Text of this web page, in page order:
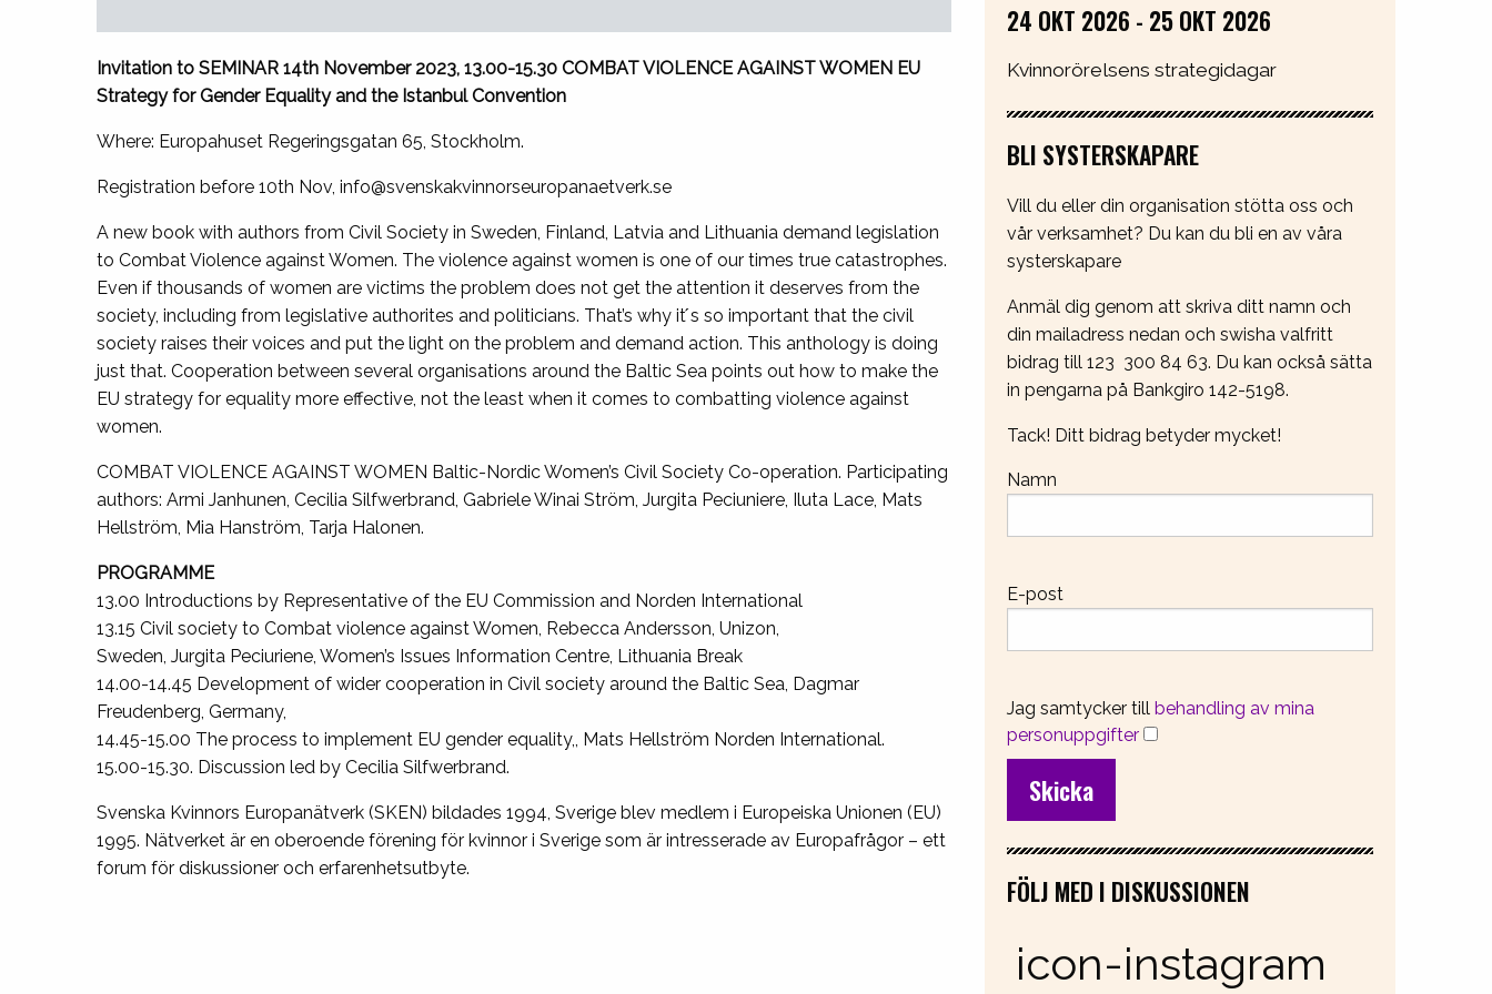
Invitation to SEMINAR 14th November 2023, 13.00-15.30 COMBAT VIOLENCE AGAINST WOMEN EU
Strategy for Gender Equality and the Istanbul Convention
Where: Europahuset Regeringsgatan 65, Stockholm.
Registration before 10th Nov, info@svenskakvinnorseuropanaetverk.se
A new book with authors from Civil Society in Sweden, Finland, Latvia and Lithuania demand legislation
to Combat Violence against Women. The violence against women is one of our times true catastrophes.
Even if thousands of women are victims the problem does not get the attention it deserves from the
society, including from legislative authorites and politicians. That’s why it ́s so important that the civil
society raises their voices and put the light on the problem and demand action. This anthology is doing
just that. Cooperation between several organisations around the Baltic Sea points out how to make the
EU strategy for equality more effective, not the least when it comes to combatting violence against
women.
COMBAT VIOLENCE AGAINST WOMEN Baltic-Nordic Women’s Civil Society Co-operation. Participating
authors: Armi Janhunen, Cecilia Silfwerbrand, Gabriele Winai Ström, Jurgita Peciuniere, Iluta Lace, Mats
Hellström, Mia Hanström, Tarja Halonen.
PROGRAMME
13.00 Introductions by Representative of the EU Commission and Norden International
13.15 Civil society to Combat violence against Women, Rebecca Andersson, Unizon,
Sweden, Jurgita Peciuriene, Women’s Issues Information Centre, Lithuania Break
14.00-14.45 Development of wider cooperation in Civil society around the Baltic Sea, Dagmar
Freudenberg, Germany,
14.45-15.00 The process to implement EU gender equality,, Mats Hellström Norden International.
15.00-15.30. Discussion led by Cecilia Silfwerbrand.
Svenska Kvinnors Europanätverk (SKEN) bildades 1994, Sverige blev medlem i Europeiska Unionen (EU)
1995. Nätverket är en oberoende förening för kvinnor i Sverige som är intresserade av Europafrågor – ett
forum för diskussioner och erfarenhetsutbyte.
24 OKT 2026 - 25 OKT 2026
Kvinnorörelsens strategidagar
BLI SYSTERSKAPARE
Vill du eller din organisation stötta oss och
vår verksamhet? Du kan du bli en av våra
systerskapare
Anmäl dig genom att skriva ditt namn och
din mailadress nedan och swisha valfritt
bidrag till 123 300 84 63. Du kan också sätta
in pengarna på Bankgiro 142-5198.
Tack! Ditt bidrag betyder mycket!
Namn
E-post
Jag samtycker till behandling av mina
personuppgifter
FÖLJ MED I DISKUSSIONEN
icon-instagram